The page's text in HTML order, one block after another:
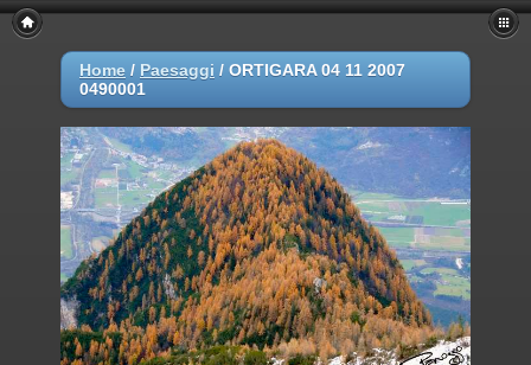
Home / Paesaggi / ORTIGARA 04 11 2007
0490001